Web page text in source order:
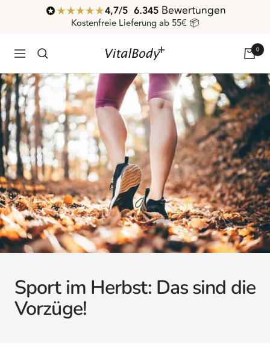
4,7/ 5 6.345 Bewertungen
Kostenfreie Lieferung ab 55€ 📦
Navigation VitalBodyPLUS.de 0
Sport im Herbst: Das sind die
Vorzüge!